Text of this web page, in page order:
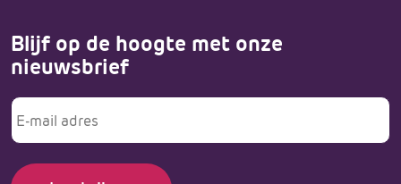
Blijf op de hoogte met onze
nieuwsbrief
E-
mailadres